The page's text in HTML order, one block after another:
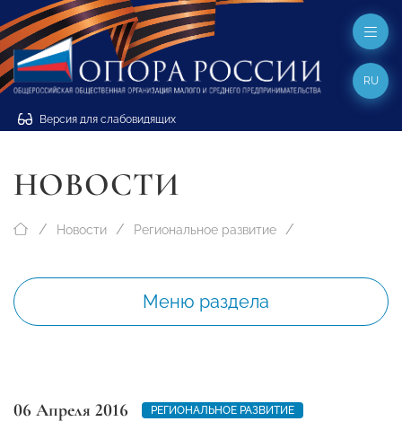
Версия для слабовидящих
RU
НОВОСТИ
Новости Региональное развитие
Меню раздела
06 Апреля 2016 РЕГИОНАЛЬНОЕ РАЗВИТИЕ